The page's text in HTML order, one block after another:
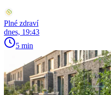
Plné zdraví
dnes, 19:43
5 min